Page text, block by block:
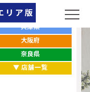
お店をエリアから探す
兵庫県
大阪府
奈良県
▼ 店舗一覧